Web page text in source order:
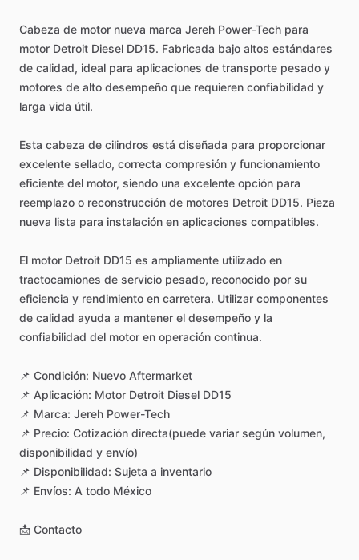
Cabeza de motor nueva marca Jereh Power-Tech para
motor Detroit Diesel DD15. Fabricada bajo altos estándares
de calidad, ideal para aplicaciones de transporte pesado y
motores de alto desempeño que requieren confiabilidad y
larga vida útil.
Esta cabeza de cilindros está diseñada para proporcionar
excelente sellado, correcta compresión y funcionamiento
eficiente del motor, siendo una excelente opción para
reemplazo o reconstrucción de motores Detroit DD15. Pieza
nueva lista para instalación en aplicaciones compatibles.
El motor Detroit DD15 es ampliamente utilizado en
tractocamiones de servicio pesado, reconocido por su
eficiencia y rendimiento en carretera. Utilizar componentes
de calidad ayuda a mantener el desempeño y la
confiabilidad del motor en operación continua.
📌 Condición: Nuevo Aftermarket
📌 Aplicación: Motor Detroit Diesel DD15
📌 Marca: Jereh Power-Tech
📌 Precio: Cotización directa(puede variar según volumen,
disponibilidad y envío)
📌 Disponibilidad: Sujeta a inventario
📌 Envíos: A todo México
📩 Contacto